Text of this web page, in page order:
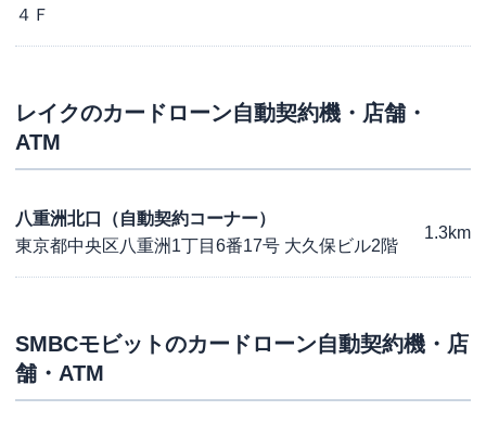
４Ｆ
レイクのカードローン自動契約機・店舗・
ATM
八重洲北口（自動契約コーナー）
東京都中央区八重洲1丁目6番17号 大久保ビル2階
1.3km
SMBCモビットのカードローン自動契約機・店
舗・ATM